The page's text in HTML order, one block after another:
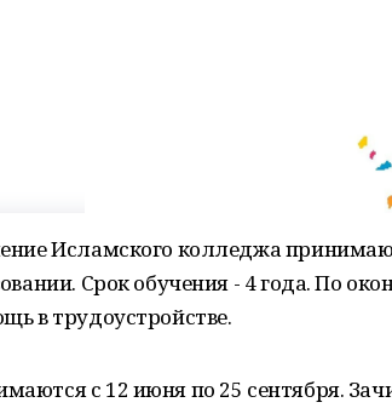
Исламского колледжа
Срок обучения - 4 года. По
в трудоустройстве.
с 12 июня по 25 сентября.